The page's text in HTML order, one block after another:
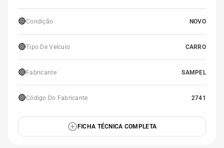
🔴Condição NOVO
🔴Tipo De Veículo CARRO
🔴 Fabricante SAMPEL
🔴Código Do Fabricante 2741
FICHA TÉCNICA COMPLETA